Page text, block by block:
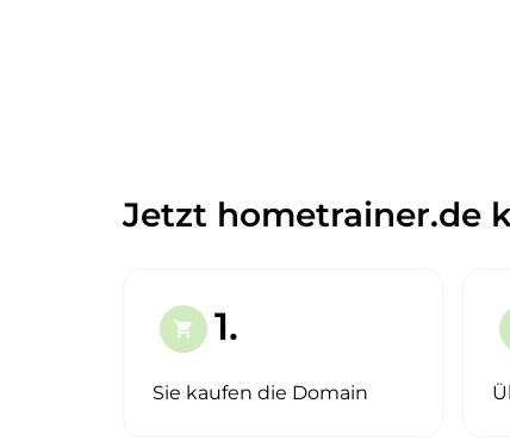
Jetzt hometrainer.de
shopping_cart 1.
Sie kaufen die Domain